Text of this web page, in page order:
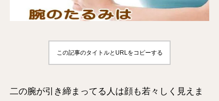
この記事のタイトルとURLをコピーする
二の腕が引き締まってる人は顔も若々しく見えま